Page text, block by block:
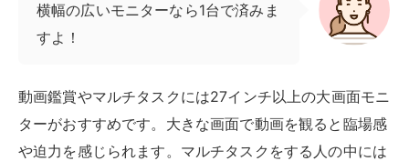
横幅の広いモニターなら1台で済みま
すよ！
動画鑑賞やマルチタスクには27インチ以上の大画面モニ
ターがおすすめです。大きな画面で動画を観ると臨場感
や迫力を感じられます。マルチタスクをする人の中には